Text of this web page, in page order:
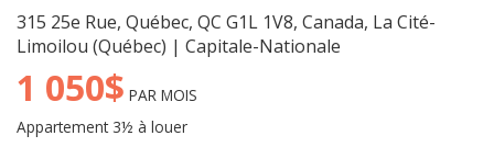
315 25e Rue, Québec, QC G1L 1V8, Canada, La Cité-
Limoilou (Québec) | Capitale-Nationale
1 050$ PAR MOIS
Appartement 3½ à louer